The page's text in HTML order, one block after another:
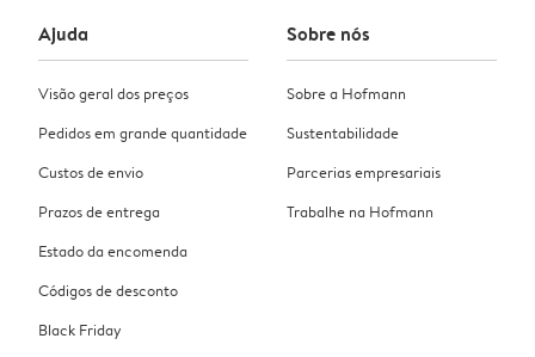
Ajuda
Visão geral dos preços
Pedidos em grande quantidade
Custos de envio
Prazos de entrega
Estado da encomenda
Códigos de desconto
Black Friday
Sobre nós
Sobre a Hofmann
Sustentabilidade
Parcerias empresariais
Trabalhe na Hofmann